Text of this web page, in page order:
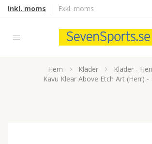
Inkl. moms Exkl. moms
Hem Kläder
Kläder -
Kavu Klear Above Etch Art (Herr) -